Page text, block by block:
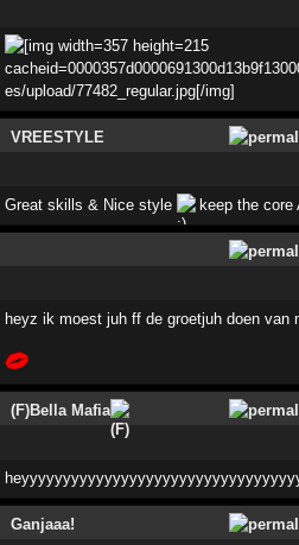
VREESTYLE
Great skills & Nice style keep the core
heyz ik moest juh ff de groetjuh doen van
(F)Bella Mafia
Ganjaaa!